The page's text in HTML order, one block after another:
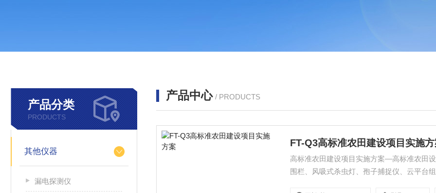
产品分类
PRODUCTS
其他仪器
漏电探测仪
产品中心 / PRODUCTS
FT-Q3高标准农田建设项目实施
高标准农田建设项目实施方案—高标准农田
围栏、风吸式杀虫灯、孢子捕捉仪、云平台